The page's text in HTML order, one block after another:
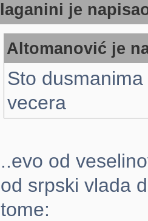
laganini je
Altomanović je
Sto
vecera
..evo od
od srpski vlada
tome: